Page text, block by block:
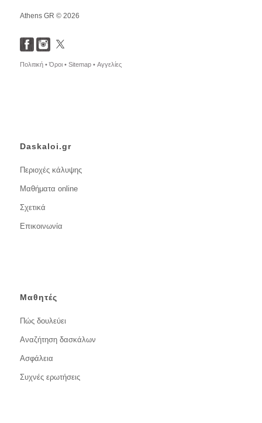
Athens GR © 2026
Πολιτική •Όροι • Sitemap • Αγγελίες
Daskaloi.gr
Περιοχές κάλυψης
Μαθήματα online
Σχετικά
Επικοινωνία
Μαθητές
Πώς δουλεύει
Αναζήτηση δασκάλων
Ασφάλεια
Συχνές ερωτήσεις